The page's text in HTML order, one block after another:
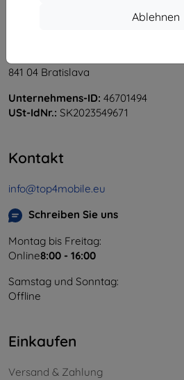
Ablehnen
841 04 Bratislava
Unternehmens-ID: 46701494
USt-IdNr.: SK2023549671
Kontakt
info@top4mobile.eu
Schreiben Sie uns
Montag bis Freitag:
Online8:00 - 16:00
Samstag und Sonntag:
Offline
Einkaufen
Versand & Zahlung